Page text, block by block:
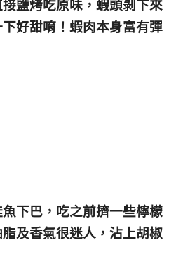
接鹽烤吃原味，蝦頭剝下來
好甜唷！蝦肉本身富有彈
下巴，吃之前擠一些檸檬
及香氣很迷人 ，沾上胡椒